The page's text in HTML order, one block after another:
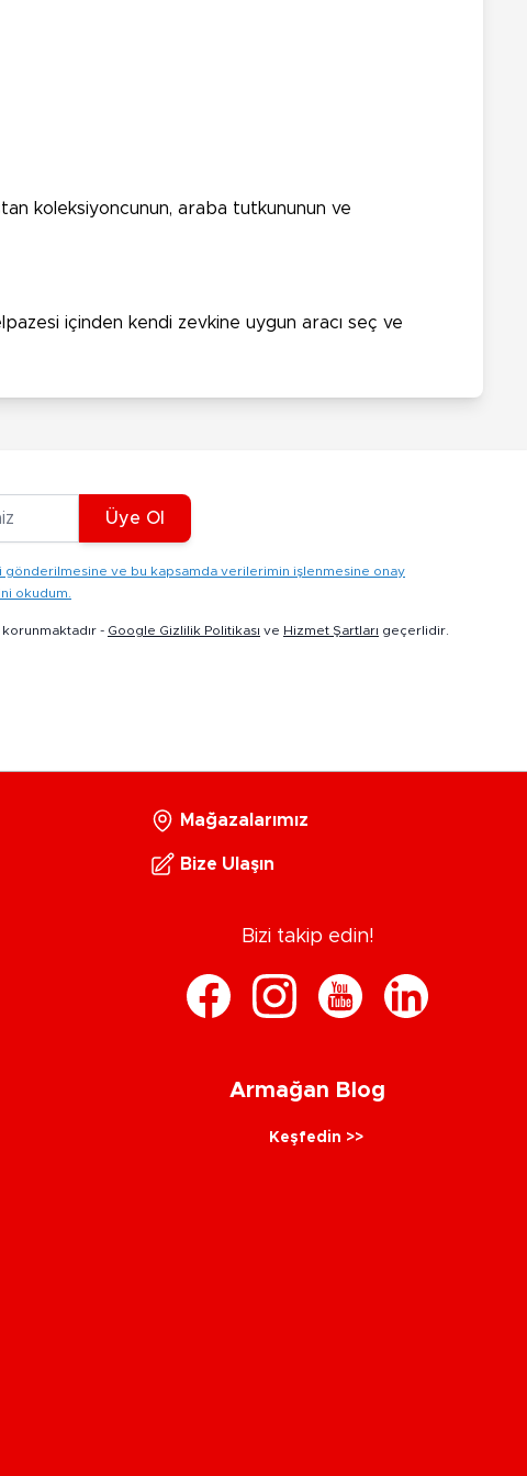
koleksiyoncunun, araba tutkununun ve
içinden kendi zevkine uygun aracı seç ve
Üye Ol
gönderilmesine ve bu kapsamda verilerimin işlenmesine onay
okudum.
- Google Gizlilik Politikası ve Hizmet Şartları geçerlidir.
Mağazalarımız
Bize Ulaşın
Bizi takip edin!
Armağan Blog
Keşfedin >>